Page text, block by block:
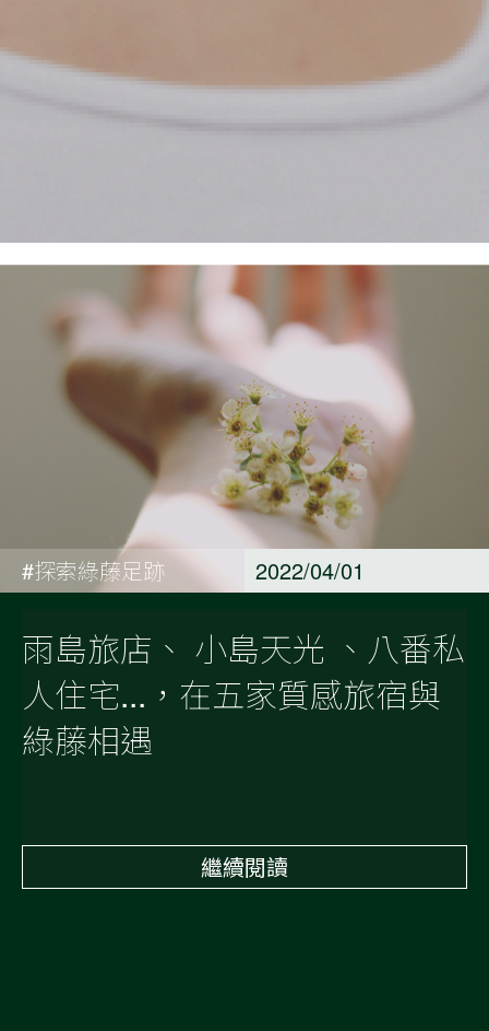
#探索綠藤足跡 2022/04/01
雨島旅店、 小島天光 、八番私
人住宅...，在五家質感旅宿與
綠藤相遇
繼續閱讀